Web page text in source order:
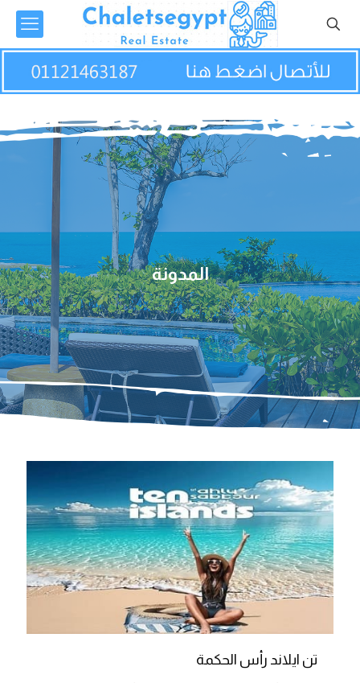
المدونة
تن ايلاند رأس الحكمة